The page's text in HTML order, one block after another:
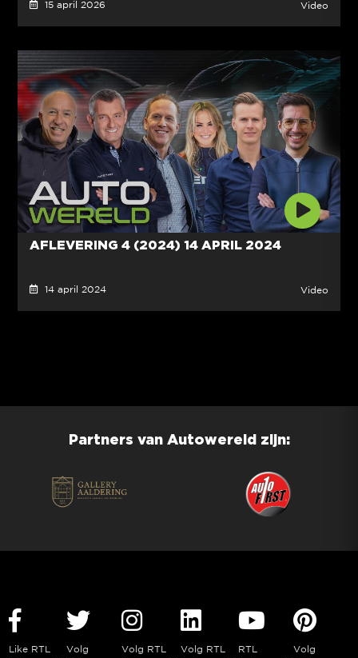
15 april 2026 Video
AFLEVERING 4 (2024) 14 APRIL 2024
14 april 2024 Video
Partners van Autowereld zijn:
Like RTL
Volg
Volg RTL
Volg RTL
RTL
Volg